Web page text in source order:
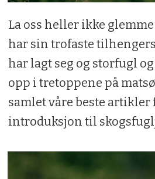
La oss heller ikke
har sin trofaste
har lagt seg og storfugl
opp i tretoppene på
samlet våre beste artikler
introduksjon til